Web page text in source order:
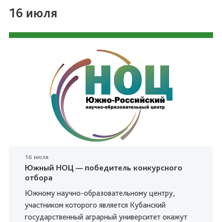
16 июля
16 июля
Южный НОЦ — победитель конкурсного
отбора
Южному научно-образовательному центру,
участником которого является Кубанский
государственный аграрный университет окажут